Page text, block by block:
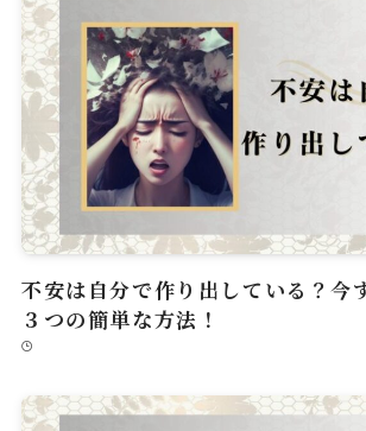
不安は自分で作り出している？今
３つの簡単な方法！